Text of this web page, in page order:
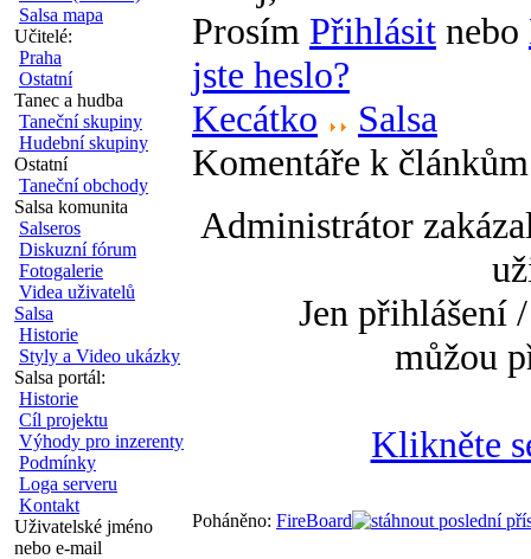
Salsa mapa
Učitelé:
Praha
Ostatní
Tanec a hudba
Taneční skupiny
Hudební skupiny
Ostatní
Taneční obchody
Salsa komunita
Salseros
Diskuzní fórum
Fotogalerie
Videa uživatelů
Salsa
Historie
Styly a Video ukázky
Salsa portál:
Historie
Cíl projektu
Výhody pro inzerenty
Podmínky
Loga serveru
Kontakt
Uživatelské jméno
nebo e-mail
Prosím Přihlásit nebo
jste heslo?
Kecátko
Salsa
Komentáře k
Administrátor
Jen přihlášení
můžou
Klikněte
Poháněno: FireBoard